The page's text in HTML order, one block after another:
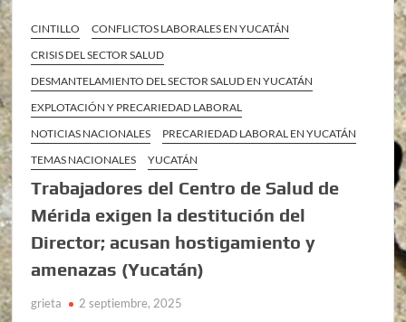
CINTILLO
CONFLICTOS LABORALES EN YUCATÁN
CRISIS DEL SECTOR SALUD
DESMANTELAMIENTO DEL SECTOR SALUD EN YUCATÁN
EXPLOTACIÓN Y PRECARIEDAD LABORAL
NOTICIAS NACIONALES
PRECARIEDAD LABORAL EN YUCATÁN
TEMAS NACIONALES
YUCATÁN
Trabajadores del Centro de Salud de
Mérida exigen la destitución del
Director; acusan hostigamiento y
amenazas (Yucatán)
grieta 2 septiembre, 2025